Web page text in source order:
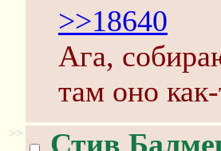
>>18640
Ага,
там оно
>> Стив